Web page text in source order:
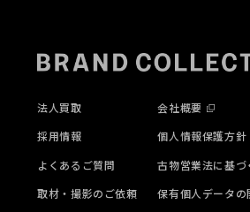
法人買取
採用情報
よくあるご質問
取材・撮影のご依頼
会社概要
個人情報保護方針
古物営業法に基づ
保有個人データ